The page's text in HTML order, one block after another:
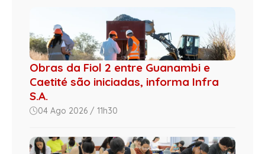
Obras da Fiol 2 entre Guanambi e
Caetité são iniciadas, informa Infra
S.A.
04 Ago 2026 / 11h30